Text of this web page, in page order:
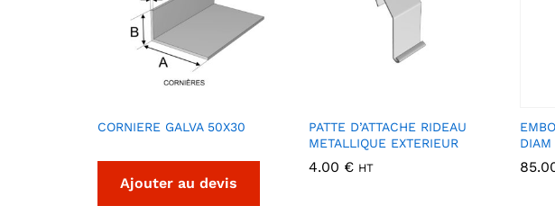
CORNIERE GALVA 50X30
PATTE D’ATTACHE RIDEAU
METALLIQUE EXTERIEUR
4.00 € HT